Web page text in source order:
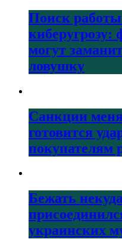
Поиск
киберугрозу:
могут
ловушку
Санкции
готовится
покупателям
Бежать
украинских